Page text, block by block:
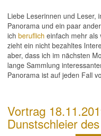
Liebe Leserinnen und Leser,
Panorama und ein paar
ich beruflich einfach mehr als
zieht ein nicht bezahltes
aber, dass ich im nächsten
lange Sammlung
Panorama ist auf jeden Fall
Vortrag
Dunstschleier